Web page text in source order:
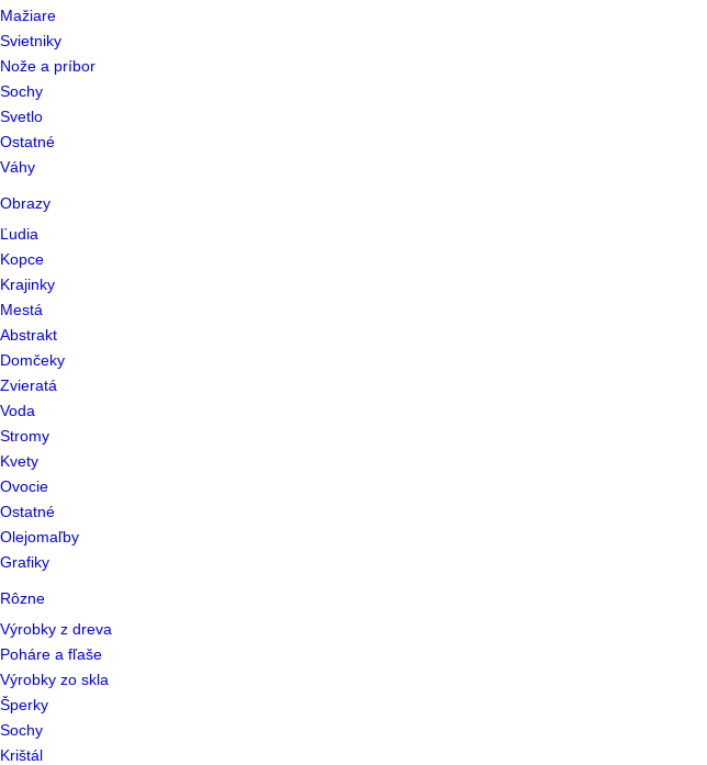
Mažiare
Svietniky
Nože a príbor
Sochy
Svetlo
Ostatné
Váhy
Obrazy
Ľudia
Kopce
Krajinky
Mestá
Abstrakt
Domčeky
Zvieratá
Voda
Stromy
Kvety
Ovocie
Ostatné
Olejomaľby
Grafiky
Rôzne
Výrobky z dreva
Poháre a fľaše
Výrobky zo skla
Šperky
Sochy
Krištál